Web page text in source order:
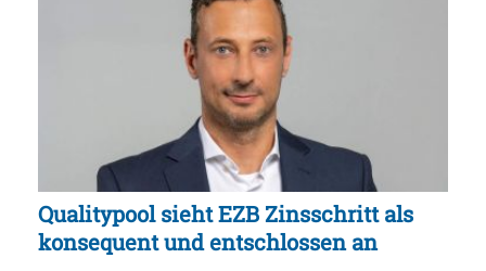
Qualitypool sieht EZB Zinsschritt als
konsequent und entschlossen an